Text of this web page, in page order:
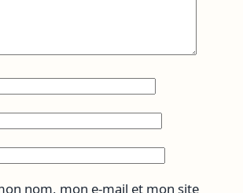
nom, mon e-mail et mon site